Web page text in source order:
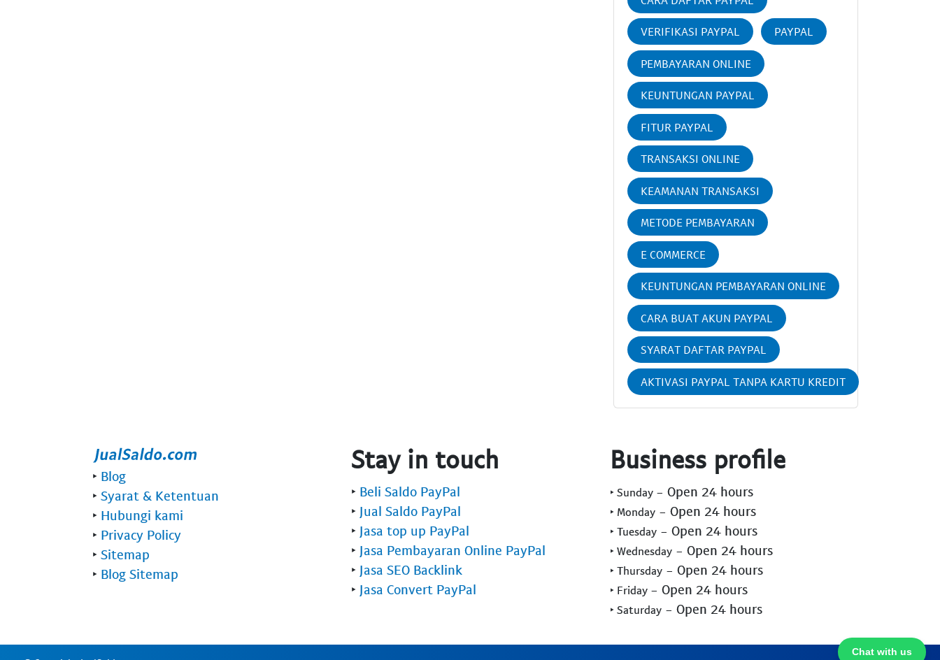
VERIFIKASI PAYPAL PAYPAL
PEMBAYARAN ONLINE
KEUNTUNGAN PAYPAL
FITUR PAYPAL
TRANSAKSI ONLINE
KEAMANAN TRANSAKSI
METODE PEMBAYARAN
E COMMERCE
KEUNTUNGAN PEMBAYARAN ONLINE
CARA BUAT AKUN PAYPAL
SYARAT DAFTAR PAYPAL
AKTIVASI PAYPAL TANPA KARTU KREDIT
Chat with us
‣ Blog
‣ Syarat & Ketentuan
‣ Hubungi kami
‣ Privacy Policy
‣ Sitemap
‣ Blog Sitemap
Stay in touch
‣ Beli Saldo PayPal
‣ Jual Saldo PayPal
‣ Jasa top up PayPal
‣ Jasa Pembayaran Online PayPal
‣ Jasa SEO Backlink
‣ Jasa Convert PayPal
Business profile
‣ Sunday - Open 24 hours
‣ Monday - Open 24 hours
‣ Tuesday - Open 24 hours
‣ Wednesday - Open 24 hours
‣ Thursday - Open 24 hours
‣ Friday - Open 24 hours
‣ Saturday - Open 24 hours